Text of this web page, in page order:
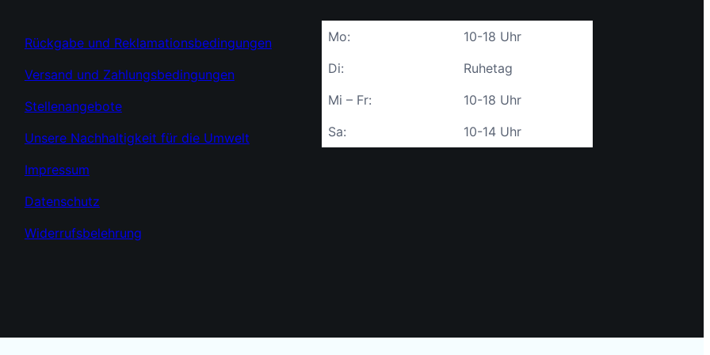
Rückgabe und Reklamationsbedingungen
Versand und Zahlungsbedingungen
Stellenangebote
Unsere Nachhaltigkeit für die Umwelt
Impressum
Datenschutz
Widerrufsbelehrung
Mo:
10-18 Uhr
Di:
Ruhetag
Mi – Fr:
10-18 Uhr
Sa:
10-14 Uhr